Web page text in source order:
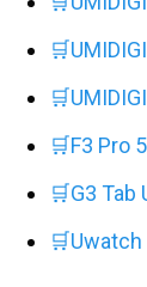
🛒F3 Pro
🛒G3 Tab
🛒Uwatch